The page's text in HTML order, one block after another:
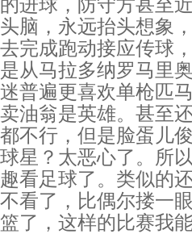
的进球，防守方甚至
头脑，永远抬头想象
去完成跑动接应传球
是从马拉多纳罗马里
迷普遍更喜欢单枪匹
卖油翁是英雄。甚至
都不行，但是脸蛋儿
球星？太恶心了。所
趣看足球了。类似的
不看了，比偶尔搂一
篮了，这样的比赛我能